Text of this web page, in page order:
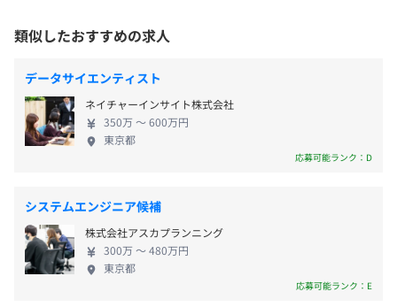
相談の上、ご希望のマシンを支給いたします。
▼事業の特徴
・所属エンジニアの7割近くが中国籍で構成されていま
す。中国籍のエンジニアは若くても経験豊富。日本語能力
・バックオフィスは日本人が大半。外資系のイメージはな
く安心して働ける環境です。
▼会社の雰囲気
・コミュニケーションが活発な社風で、明るくフレンドリ
受動喫煙防止措置に関する事項
◆本社
└JR「浅草橋駅」より徒歩8分
└都営浅草線「東日本橋駅」より徒歩8分
└東京メトロ日比谷線「小伝馬町駅」より徒歩9分
【年間休日125日】
■完全週休2日制（土曜日、日曜日）
■祝日
■慶弔休暇
■有給休暇
■産休育休・介護休暇（取得実績あり）
での勉強会開催のほか、社内公募で「AI技術調査・
研究チーム」を設立し、さまざまなサービスを開発
するなど、技術習得にも力を入れています。 ▼プロ
ジェクトに関して 上流工程、要件定義、開発、統合
テストなど、すべての工程に経験と実績があり、航空
路管制処理、システム開発支援・物流取引管理シス
テム開発支援・生命保険手数料計算システム開発支
援・決済システム開発支援・監視カメラシステム事
業など、多岐にわたる実績をもとにノウハウを提供
しております。 ▼事業成長ついて 事業のこれまでの
成果は順調であり、売上も増加しています。前年度に
比べて1.5倍の売上を達成し、今年度もそれ以上の成
類似したおすすめの求人
データサイエンティスト
ネイチャーインサイト株式会社
350万 〜 600万円
東京都
応募可能ランク：D
システムエンジニア候補
株式会社アスカプランニング
300万 〜 480万円
東京都
応募可能ランク：E